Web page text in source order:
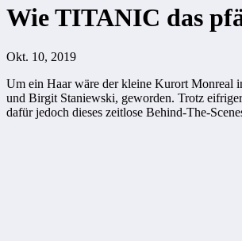
Wie TITANIC das
Okt. 10, 2019
Um ein Haar wäre der kleine Kurort Monreal
und Birgit Staniewski, geworden. Trotz
dafür jedoch dieses zeitlose Behind-The-